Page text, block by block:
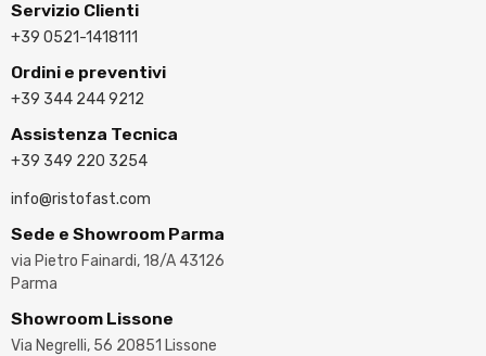
Servizio Clienti
+39 0521-1418111
Ordini e preventivi
+39 344 244 9212
Assistenza Tecnica
+39 349 220 3254
info@ristofast.com
Sede e Showroom Parma
via Pietro Fainardi, 18/A 43126
Parma
Showroom Lissone
Via Negrelli, 56 20851 Lissone